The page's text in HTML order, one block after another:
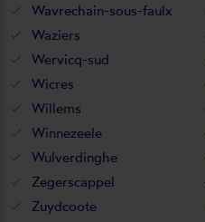
Wavrechain-sous-faulx
Waziers
Wervicq-sud
Wicres
Willems
Winnezeele
Wulverdinghe
Zegerscappel
Zuydcoote